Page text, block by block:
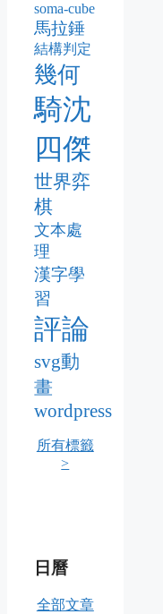
soma-cube
馬拉錘
結構判定
幾何
騎沈
四傑
世界弈
棋
文本處
理
漢字學
習
評論
svg動
畫
wordpress
所有標籤
>
日曆
全部文章